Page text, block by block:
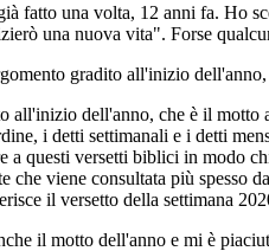
fatto una volta, 12 anni fa. Ho
una nuova vita". Forse
gradito all'inizio
all'inizio dell'anno, che è il
i detti settimanali e i detti
a questi versetti biblici in modo
che viene consultata più spesso
il versetto della settimana
il motto dell'anno e mi è